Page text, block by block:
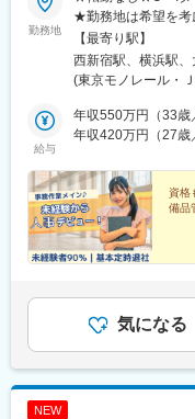
橋駅、南行橋駅、
西大分駅、熊本駅
市電)、那覇空港駅
前駅、神奈川駅、
保駅、さっぽろ駅
前駅(長野県)、桜橋
山駅前駅、市役所
所前駅、新宿御苑
工機前駅、中央前橋
曽根田駅、近鉄名古
第一通り駅、新西金
市駅、上栄町駅、
駅、浅香駅、神戸
園駅(福岡県)、西鉄
駅、谷山駅(指宿枕
港第２ターミナル
ツ屋駅、地鉄ビル
勤務地
★勤務地は希望を考
生活圏を変えたく
の就職・転職も応援
アを変えたいとい
南関東：東京・神奈
川・新潟・長野・富
香川・愛媛■九州：
【最寄り駅】
西新宿駅、横浜駅
(東京モノレール・
亀島駅、新浜松駅、
駅、長野駅、電気ビ
神南駅、眉山ロープ
駅、渋谷駅、新宿
駅、八王子駅、立川
藤沢駅、海老名駅(
上尾駅、新座駅、熊
駅、伊勢崎駅、前
幌駅、函館駅、小
駅、久慈駅、水沢
古川駅、気仙沼駅
(福島県)、いわき駅
給与
年収550万円（33歳
年収420万円（27歳
資格
備品
気になる
NEW